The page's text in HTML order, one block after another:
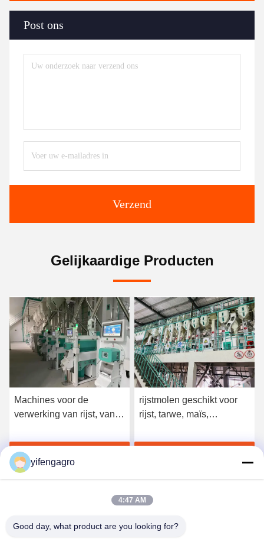
Post ons
Verzend
Gelijkaardige Producten
Machines voor de
verwerking van rijst, van
verwerking van rijst, van
paddywijn, van maïs en
van koffie
rijstmolen geschikt voor
rijst, tarwe, maïs,
en duurzame
yifengagro
4:47 AM
Good day, what product are you looking for?